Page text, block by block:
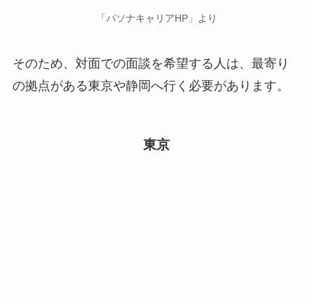
「パソナキャリアHP」より
そのため、対面での面談を希望する人は、最寄り
の拠点がある東京や静岡へ行く必要があります。
東京